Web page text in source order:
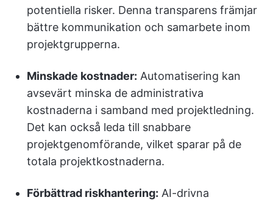
potentiella risker. Denna transparens främjar
bättre kommunikation och samarbete inom
projektgrupperna.
Minskade kostnader: Automatisering kan
avsevärt minska de administrativa
kostnaderna i samband med projektledning.
Det kan också leda till snabbare
projektgenomförande, vilket sparar på de
totala projektkostnaderna.
Förbättrad riskhantering: AI-drivna